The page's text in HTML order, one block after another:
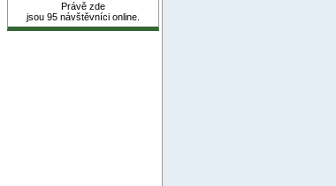
Právě zde
jsou 95 návštěvníci online.